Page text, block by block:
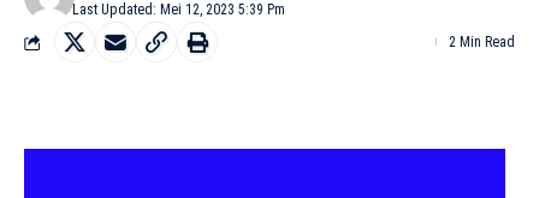
Last Updated: Mei 12, 2023 5:39 Pm
2 Min Read